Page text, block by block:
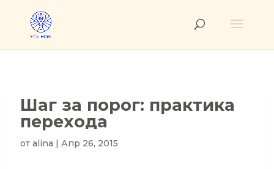
Шаг за порог: практика
перехода
от alina | Апр 26, 2015